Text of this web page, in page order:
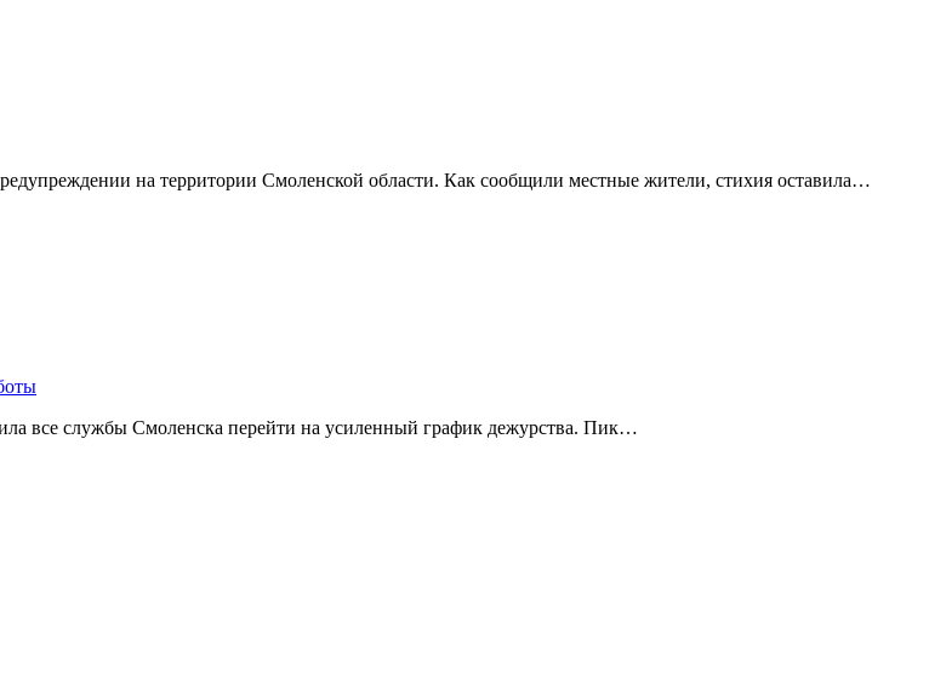
на территории Смоленской области. Как сообщили местные жители, стихия оставила…
все службы Смоленска перейти на усиленный график дежурства. Пик…